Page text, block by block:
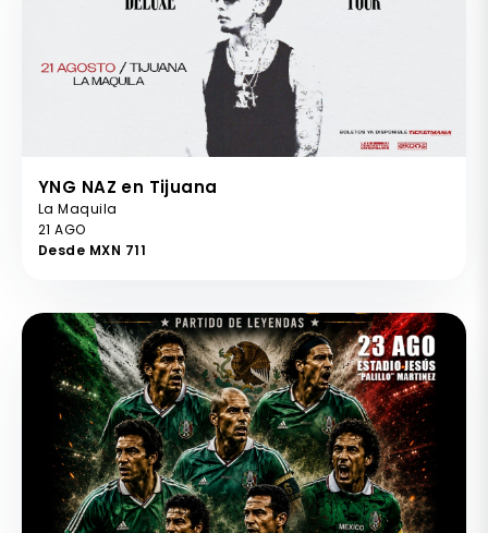
YNG NAZ en Tijuana
La Maquila
21 AGO
Desde MXN 711